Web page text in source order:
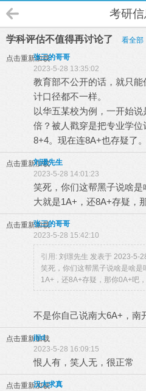
考研信
学科评估不值得再讨论了 看全部
点击重新加载张三的哥哥
2023-5-28 13:35:02
教育部不公开的话，就只
计口径都不一样。
以华五某校为例，一开始
倍？被人戳穿是把专业学
8+4。现在连8A+也存疑了。
点击重新加载
刘璟先生
2023-5-28 14:01:23
笑死，你们这帮黑子说啥
大就是1A+，还8A+存疑，
点击重新加载张三的哥哥
2023-5-28 15:42:10
引用: 刘璟先生 发表于 2023-5-
笑死，你们这帮黑子说啥是啥
1A+，还8A+存疑，那你0A+吧
不是你自己说南大6A+，南
点击重新加载
jljld
2023-5-28 16:09:15
恨人有，笑人无，很正常
点击重新加载
汉大求真